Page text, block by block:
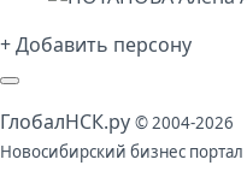
+ Добавить персону
ГлобалНСК.py © 2004-2026
Новосибирский бизнес портал